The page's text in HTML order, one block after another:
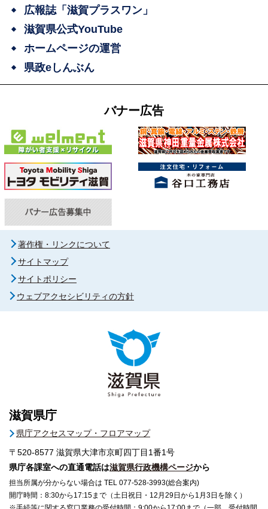
広報誌「滋賀プラスワン」
滋賀県公式YouTube
ホームページの運営
県政eしんぶん
バナー広告
著作権・リンクについて
サイトマップ
サイトポリシー
ウェブアクセシビリティの方針
滋賀県庁
県庁アクセスマップ・フロアマップ
〒520-8577 滋賀県大津市京町四丁目1番1号
県庁各課室への直通電話は滋賀県行政機構ページから
担当所属が分からない場合は TEL 077-528-3993(総合案内)
開庁時間：8:30から17:15まで（土日祝日・12月29日から1月3日を除く）